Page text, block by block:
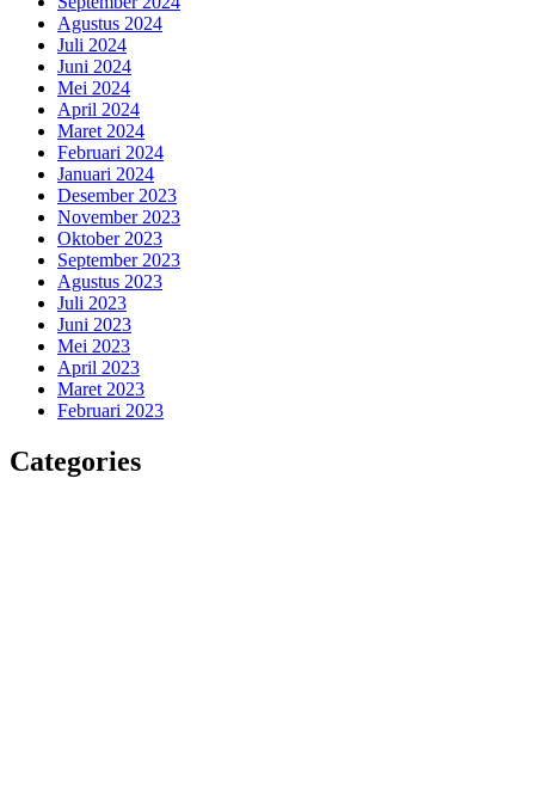
Agustus 2024
Juli 2024
Juni 2024
Mei 2024
April 2024
Maret 2024
Februari 2024
Januari 2024
Desember 2023
November 2023
Oktober 2023
September 2023
Agustus 2023
Juli 2023
Juni 2023
Mei 2023
April 2023
Maret 2023
Februari 2023
Categories